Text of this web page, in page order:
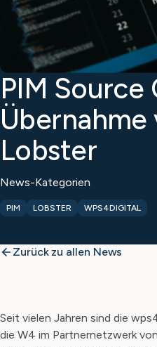
PIM Source
Übernahme
Lobster
News-Kategorien
PIM LOBSTER WPS4DIGITAL
Zurück zu allen News
Seit vielen Jahren sind die
die W4 im Partnernetzwerk